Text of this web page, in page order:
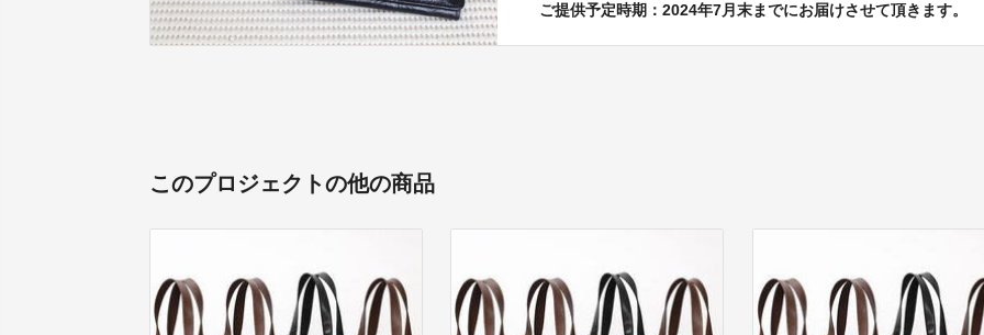
ご提供予定時期：2024年7月末までにお届けさせて頂きます。
このプロジェクトの他の商品